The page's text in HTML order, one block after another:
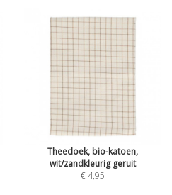
Theedoek, bio-katoen,
wit/zandkleurig geruit
€ 4,95